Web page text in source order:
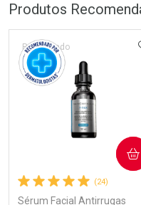
Comprar sem Desconto
Por Menos
Comprar sem Desconto
Produtos
(24)
Sérum Facial Antirrugas
Patrocinado
COMPRAR